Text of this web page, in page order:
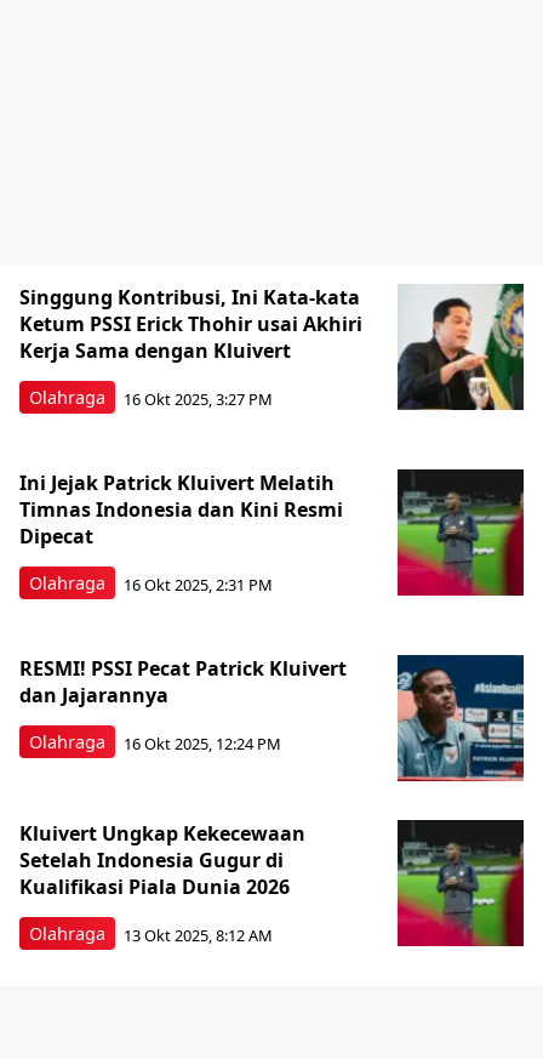
Olahraga
Singgung Kontribusi, Ini Kata-kata
Ketum PSSI Erick Thohir usai Akhiri
Kerja Sama dengan Kluivert
16 Okt 2025, 3:27 PM
Olahraga
Ini Jejak Patrick Kluivert Melatih
Timnas Indonesia dan Kini Resmi
Dipecat
16 Okt 2025, 2:31 PM
Olahraga
RESMI! PSSI Pecat Patrick Kluivert
dan Jajarannya
16 Okt 2025, 12:24 PM
Olahraga
Kluivert Ungkap Kekecewaan
Setelah Indonesia Gugur di
Kualifikasi Piala Dunia 2026
13 Okt 2025, 8:12 AM